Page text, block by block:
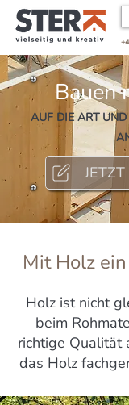
Bauen
AUF DIE ART
Mit Holz
Holz ist nicht
beim
richtige Qualität
das Holz